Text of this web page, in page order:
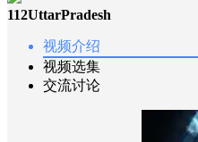
112UttarPradesh
视频介绍
视频选集
交流讨论